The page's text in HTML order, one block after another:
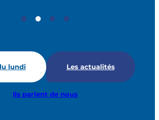
lundi Les actualités
Ils parlent de nous